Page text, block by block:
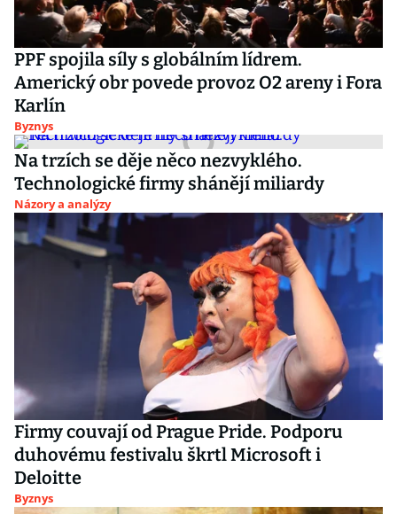
PPF spojila síly s globálním lídrem.
Americký obr povede provoz O2 areny i Fora
Karlín
Byznys
Na trzích se děje něco nezvyklého.
Technologické firmy shánějí miliardy
Názory a analýzy
Firmy couvají od Prague Pride. Podporu
duhovému festivalu škrtl Microsoft i
Deloitte
Byznys